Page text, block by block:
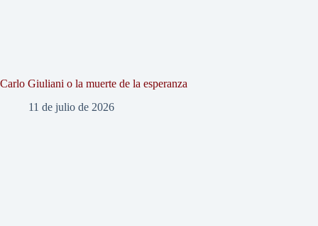
Carlo Giuliani o la muerte de la esperanza
11 de julio de 2026